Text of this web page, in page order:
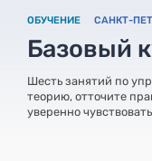
ОБУЧЕНИЕ САНКТ-
Базовый
Шесть занятий по
теорию, отточите
уверенно